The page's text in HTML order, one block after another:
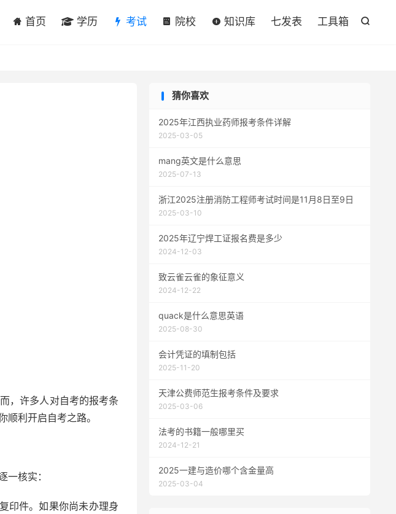

首页 学历 考试 院校 知识库 七发表 工具箱
，许多人对自考的报考条
利开启自考之路。
核实：
印件。如果你尚未办理身
猜你喜欢
2025年江西执业药师报考条件详解
2025-03-05
mang英文是什么意思
2025-07-13
浙江2025注册消防工程师考试时间是11月8日至9日
2025-03-10
2025年辽宁焊工证报名费是多少
2024-12-03
致云雀云雀的象征意义
2024-12-22
quack是什么意思英语
2025-08-30
会计凭证的填制包括
2025-11-20
天津公费师范生报考条件及要求
2025-03-06
法考的书籍一般哪里买
2024-12-21
2025一建与造价哪个含金量高
2025-03-04